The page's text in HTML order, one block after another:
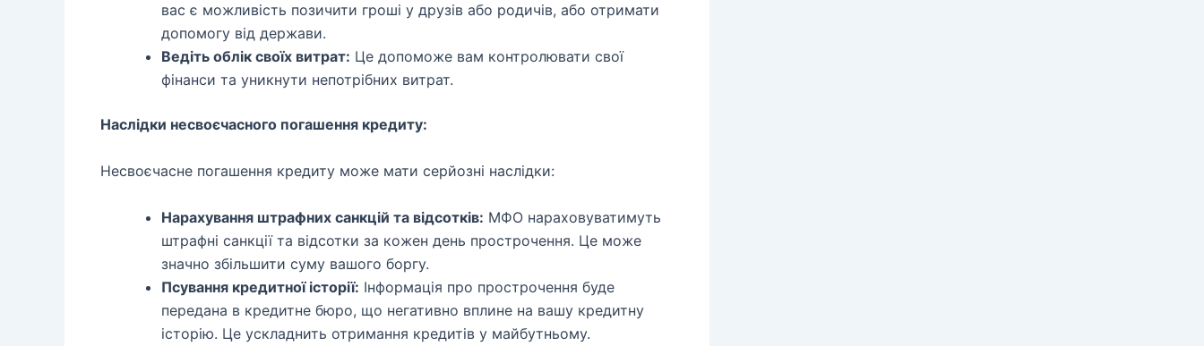
вас є можливість позичити гроші у друзів або родичів, або отримати
допомогу від держави.
Ведіть облік своїх витрат: Це допоможе вам контролювати свої
фінанси та уникнути непотрібних витрат.
Наслідки несвоєчасного погашення кредиту:
Несвоєчасне погашення кредиту може мати серйозні наслідки:
Нарахування штрафних санкцій та відсотків: МФО нараховуватимуть
штрафні санкції та відсотки за кожен день прострочення. Це може
значно збільшити суму вашого боргу.
Псування кредитної історії: Інформація про прострочення буде
передана в кредитне бюро, що негативно вплине на вашу кредитну
історію. Це ускладнить отримання кредитів у майбутньому.